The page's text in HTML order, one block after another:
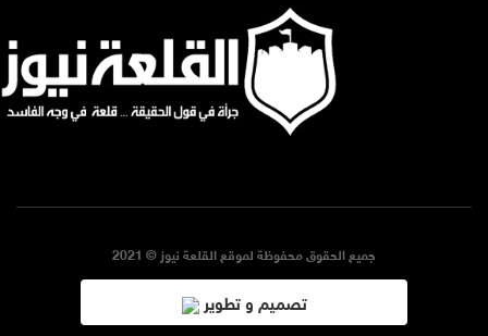
جميع الحقوق محفوظة لموقع القلعة نيوز © 2021
تصميم و تطوير